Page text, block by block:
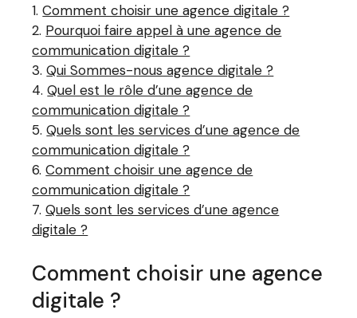
Comment choisir une agence digitale ?
Pourquoi faire appel à une agence de
communication digitale ?
Qui Sommes-nous agence digitale ?
Quel est le rôle d’une agence de
communication digitale ?
Quels sont les services d’une agence de
communication digitale ?
Comment choisir une agence de
communication digitale ?
Quels sont les services d’une agence
digitale ?
Comment choisir une agence
digitale ?